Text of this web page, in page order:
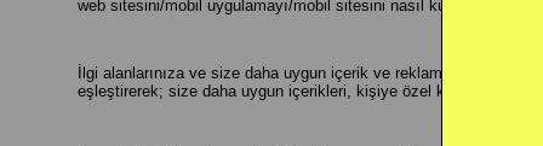
web sitesini/mobil uygulamayı/mobil sitesini nasıl
İlgi alanlarınıza ve size daha uygun içerik ve reklamları
eşleştirerek; size daha uygun içerikleri, kişiye özel kampanya ve